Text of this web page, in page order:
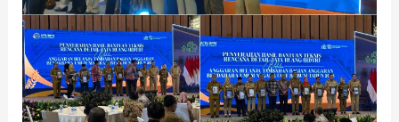
RDTR
Kementerian
ATR-
BPN